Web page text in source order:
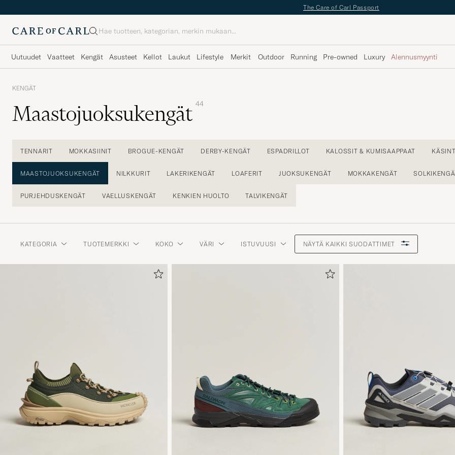
The Care of Carl Passport
Haku
Uutuudet Vaatteet Kengät Asusteet Kellot Laukut Lifestyle Merkit Outdoor Running Pre-owned Luxury Alennusmyynti
KENGÄT
Maastojuoksukengät 44
TENNARIT MOKKASIINIT BROGUE-KENGÄT DERBY-KENGÄT ESPADRILLOT KALOSSIT & KUMISAAPPAAT
MAASTOJUOKSUKENGÄT NILKKURIT LAKERIKENGÄT LOAFERIT JUOKSUKENGÄT MOKKAKENGÄT
PURJEHDUSKENGÄT VAELLUSKENGÄT KENKIEN HUOLTO TALVIKENGÄT
KATEGORIA TUOTEMERKKI KOKO VÄRI ISTUVUUSI NÄYTÄ KAIKKI SUODATTIMET